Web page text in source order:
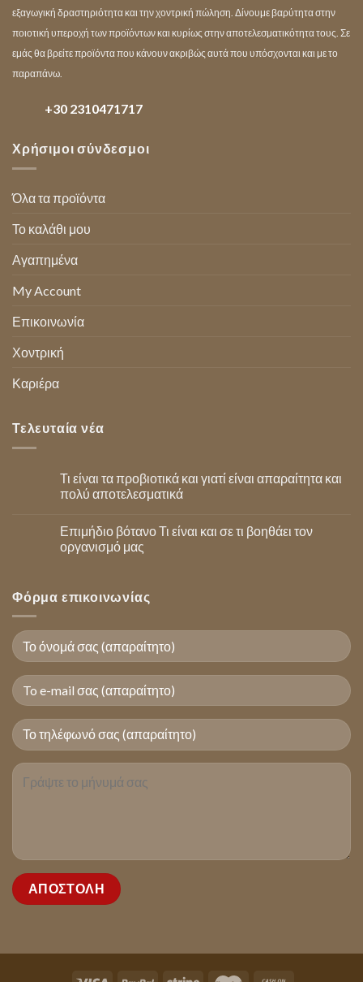
εξαγωγική δραστηριότητα και την χοντρική πώληση. Δίνουμε βαρύτητα στην
ποιοτική υπεροχή των προϊόντων και κυρίως στην αποτελεσματικότητα τους. Σε
εμάς θα βρείτε προϊόντα που κάνουν ακριβώς αυτά που υπόσχονται και με το
παραπάνω.
+30 2310471717
Χρήσιμοι σύνδεσμοι
Όλα τα προϊόντα
Το καλάθι μου
Αγαπημένα
My Account
Επικοινωνία
Χοντρική
Καριέρα
Τελευταία νέα
Τι είναι τα προβιοτικά και γιατί είναι απαραίτητα και
πολύ αποτελεσματικά
Επιμήδιο βότανο Τι είναι και σε τι βοηθάει τον
οργανισμό μας
Φόρμα επικοινωνίας